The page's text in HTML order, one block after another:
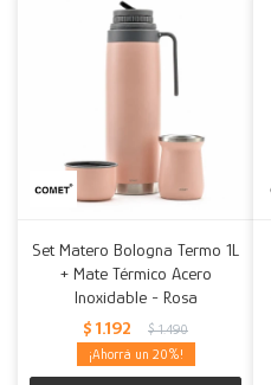
Set Matero Bologna Termo 1L
+ Mate Térmico Acero
Inoxidable - Rosa
$ 1.192 $ 1.490
20